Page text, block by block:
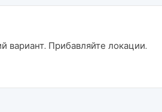
вариант. Прибавляйте локации.